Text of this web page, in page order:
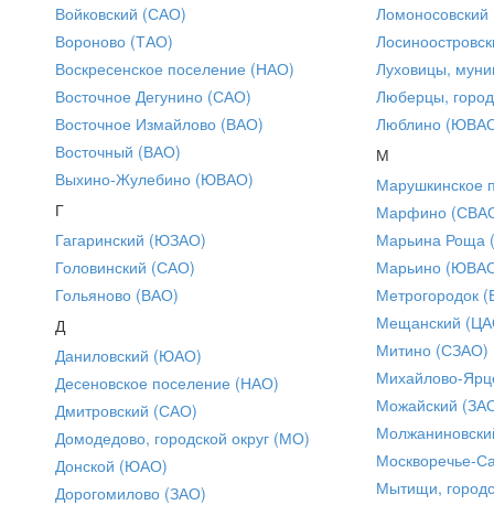
Войковский (САО)
Вороново (ТАО)
Воскресенское поселение (НАО)
Восточное Дегунино (САО)
Восточное Измайлово (ВАО)
Восточный (ВАО)
Выхино-Жулебино (ЮВАО)
Г
Гагаринский (ЮЗАО)
Головинский (САО)
Гольяново (ВАО)
Д
Даниловский (ЮАО)
Десеновское поселение (НАО)
Дмитровский (САО)
Домодедово, городской округ (МО)
Донской (ЮАО)
Дорогомилово (ЗАО)
Луховицы,
Люберцы,
Люблино
М
Марушкинское
Марфино
Марьина Роща
Марьино
Метрогородок
Мещанский
Митино (СЗАО)
Михайлово-
Можайский
Москворечье-
Мытищи,